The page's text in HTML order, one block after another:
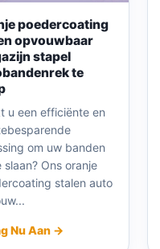
poedercoating
opvouwbaar
stapel
te
u een efficiënte en
om uw banden
slaan? Ons oranje
stalen auto
Nu Aan →